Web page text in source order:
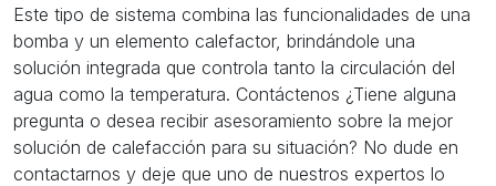
Este tipo de sistema combina las funcionalidades de una
bomba y un elemento calefactor, brindándole una
solución integrada que controla tanto la circulación del
agua como la temperatura. Contáctenos ¿Tiene alguna
pregunta o desea recibir asesoramiento sobre la mejor
solución de calefacción para su situación? No dude en
contactarnos y deje que uno de nuestros expertos lo